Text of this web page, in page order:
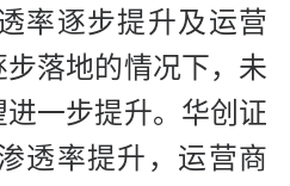
率逐步提升及运营
落地的情况下，未
一步提升。华创证
透率提升，运营商